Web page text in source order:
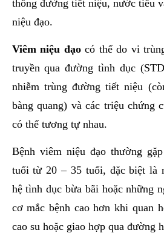
thống đường tiết niệu, nước tiểu
niệu đạo.
Viêm niệu đạocó thể do vi
truyền qua đường tình dục
nhiễm trùng đường tiết niệu
bàng quang) và các triệu chứng
có thể tương tự nhau.
Bệnh viêm niệu đạo thường
tuổi từ 20 – 35 tuổi, đặc biệt là
hệ tình dục bừa bãi hoặc những
cơ mắc bệnh cao hơn khi quan
cao su hoặc giao hợp qua đường